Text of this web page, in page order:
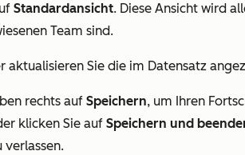
Standardansicht. Diese Ansicht wird
Team sind.
aktualisieren Sie die im Datensatz
rechts auf Speichern, um Ihren
klicken Sie auf Speichern und
verlassen.